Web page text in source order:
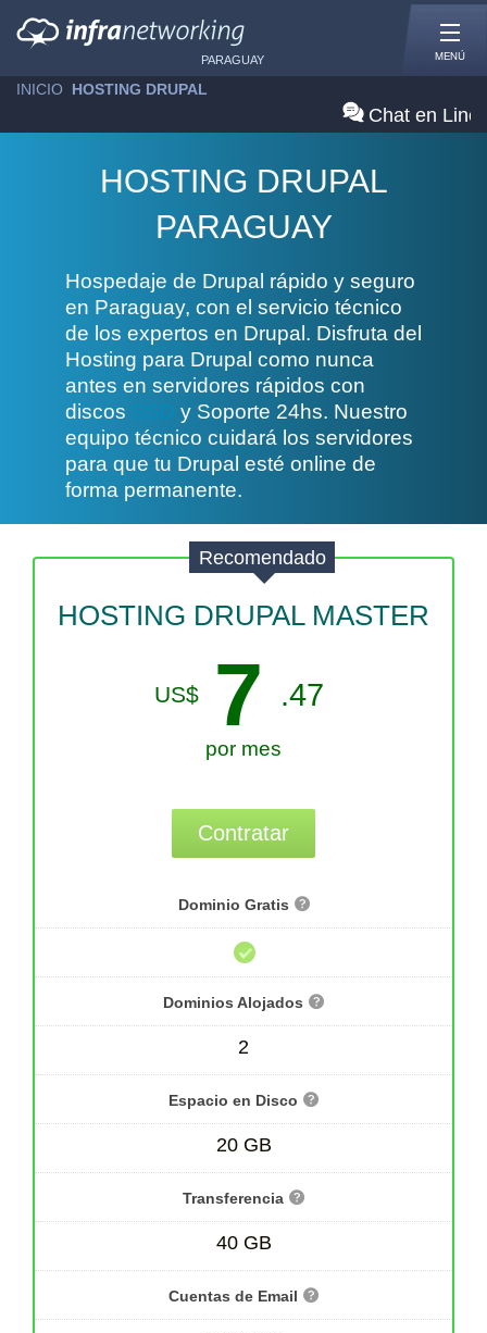
PARAGUAY MENÚ
INICIO »HOSTING DRUPAL
Chat en
HOSTING DRUPAL
PARAGUAY
Hospedaje de Drupal rápido y seguro
en Paraguay, con el servicio técnico
de los expertos en Drupal. Disfruta del
Hosting para Drupal como nunca
antes en servidores rápidos con
discos SSD y Soporte 24hs. Nuestro
equipo técnico cuidará los servidores
para que tu Drupal esté online de
forma permanente.
Recomendado
HOSTING DRUPAL MASTER
US$ 7 .47
por mes
Contratar
Dominio Gratis
Dominios Alojados
2
Espacio en Disco
20 GB
Transferencia
40 GB
Cuentas de Email